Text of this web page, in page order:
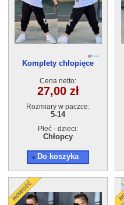
Komplety chłopięce
Cena netto:
27,00 zł
Rozmiary w paczce:
5-14
Płeć - dzieci:
Chłopcy
Do koszyka